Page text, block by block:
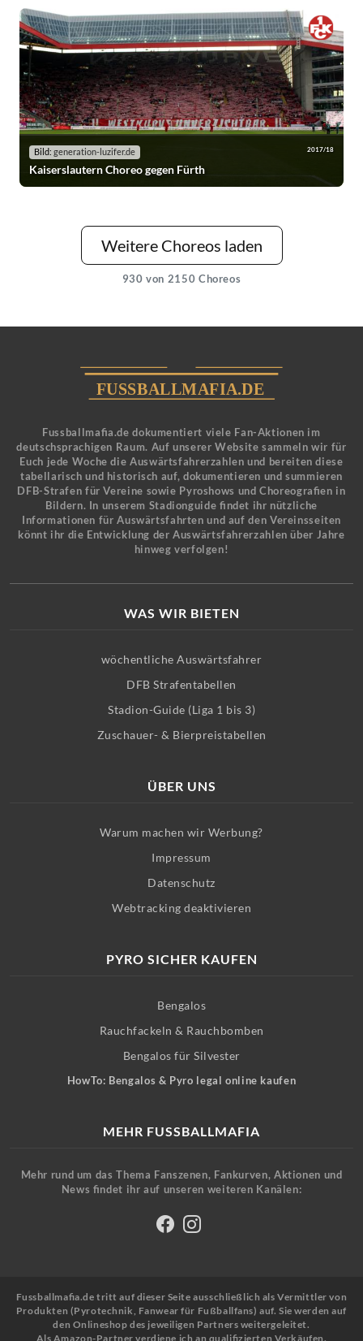
Bild: generation-luzifer.de 2017/18
Kaiserslautern Choreo gegen Fürth
Weitere Choreos laden
930 von 2150 Choreos
Fussballmafia.de dokumentiert viele Fan-Aktionen im
deutschsprachigen Raum. Auf unserer Website sammeln wir für
Euch jede Woche die Auswärtsfahrerzahlen und bereiten diese
tabellarisch und historisch auf, dokumentieren und summieren
DFB-Strafen für Vereine sowie Pyroshows und Choreografien in
Bildern. In unserem Stadionguide findet ihr nützliche
Informationen für Auswärtsfahrten und auf den Vereinsseiten
könnt ihr die Entwicklung der Auswärtsfahrerzahlen über Jahre
hinweg verfolgen!
WAS WIR BIETEN
wöchentliche Auswärtsfahrer
DFB Strafentabellen
Stadion-Guide (Liga 1 bis 3)
Zuschauer- & Bierpreistabellen
ÜBER UNS
Warum machen wir Werbung?
Impressum
Datenschutz
Webtracking deaktivieren
PYRO SICHER KAUFEN
Bengalos
Rauchfackeln & Rauchbomben
Bengalos für Silvester
HowTo: Bengalos & Pyro legal online kaufen
MEHR FUSSBALLMAFIA
Mehr rund um das Thema Fanszenen, Fankurven, Aktionen und
News findet ihr auf unseren weiteren Kanälen:
Fussballmafia.de tritt auf dieser Seite ausschließlich als Vermittler von
Produkten (Pyrotechnik, Fanwear für Fußballfans) auf. Sie werden auf
den Onlineshop des jeweiligen Partners weitergeleitet.
Als Amazon-Partner verdiene ich an qualifizierten Verkäufen.